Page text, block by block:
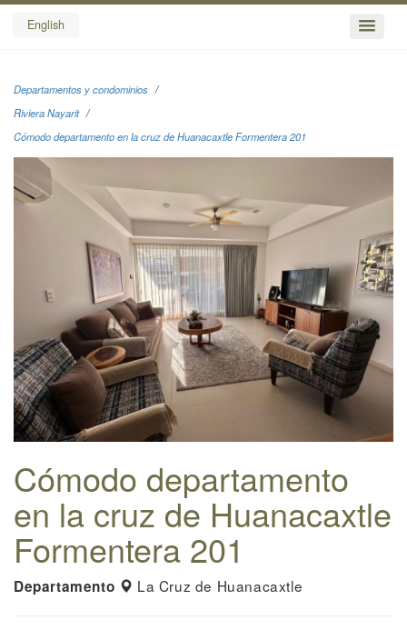
English
Departamentos y condominios
Riviera Nayarit
Cómodo departamento en la cruz de Huanacaxtle Formentera 201
Cómodo departamento
en la cruz de Huanacaxtle
Formentera 201
Departamento La Cruz de Huanacaxtle